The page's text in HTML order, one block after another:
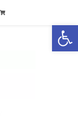
פתח סרגל נגישות